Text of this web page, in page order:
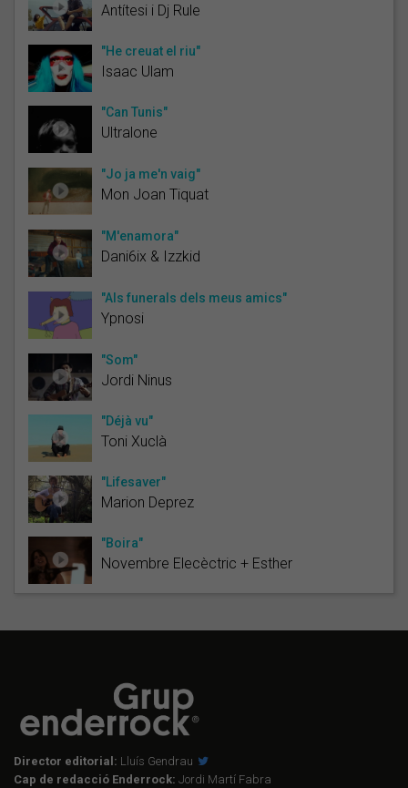
Antítesi i Dj Rule
"He creuat el riu"
Isaac Ulam
"Can Tunis"
Ultralone
"Jo ja me'n vaig"
Mon Joan Tiquat
"M'enamora"
Dani6ix & Izzkid
"Als funerals dels meus amics"
Ypnosi
"Som"
Jordi Ninus
"Déjà vu"
Toni Xuclà
"Lifesaver"
Marion Deprez
"Boira"
Novembre Elecèctric + Esther
Director editorial: Lluís Gendrau
Cap de redacció Enderrock: Jordi Martí Fabra